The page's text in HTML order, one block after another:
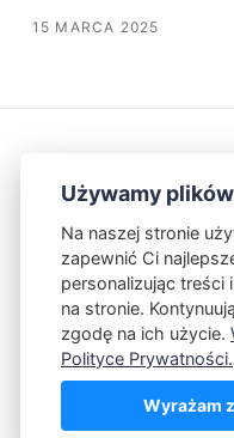
15 MARCA 2025
Kontakt
Używamy
Na naszej stronie
zapewnić Ci
personalizując treści
na stronie.
zgodę na ich użycie.
Polityce Prywatności.
Wyrażam